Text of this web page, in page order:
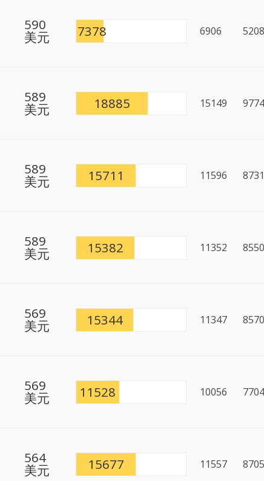
590
美元 7378 6906 5208
589
美元 18885 15149 9774
589
美元 15711 11596 8731
589
美元 15382 11352 8550
569
美元 15344 11347 8570
569
美元 11528 10056 7704
564
美元 15677 11557 8705